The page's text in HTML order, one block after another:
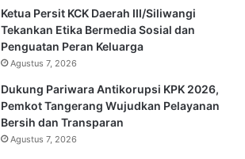
Ketua Persit KCK Daerah III/Siliwangi
Tekankan Etika Bermedia Sosial dan
Penguatan Peran Keluarga
Agustus 7, 2026
Dukung Pariwara Antikorupsi KPK 2026,
Pemkot Tangerang Wujudkan Pelayanan
Bersih dan Transparan
Agustus 7, 2026